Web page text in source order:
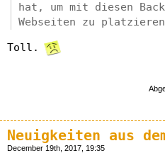
hat, um mit diesen
Webseiten zu
Toll.
Neuigkeiten aus
December 19th, 2017, 19:35